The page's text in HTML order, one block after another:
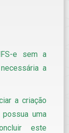
e sem a
a
a criação
uma
este